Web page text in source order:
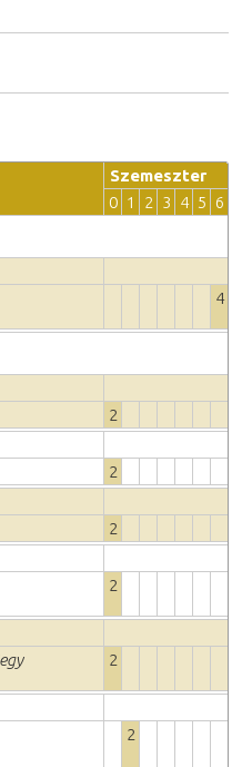
Szemeszter
0 1 2 3 4 5 6
4
2
2
2
2
2
2